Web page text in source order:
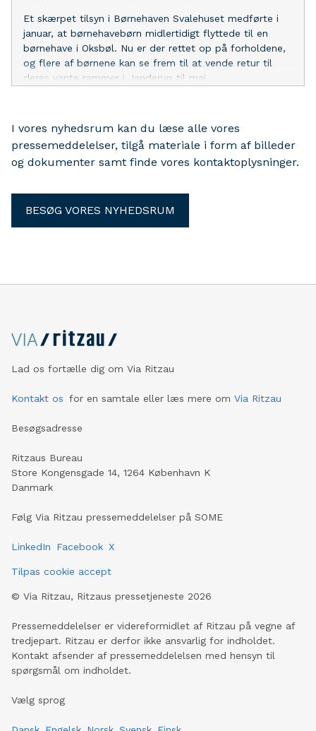
Et skærpet tilsyn i Børnehaven Svalehuset medførte i
januar, at børnehavebørn midlertidigt flyttede til en
børnehave i Oksbøl. Nu er der rettet op på forholdene,
og flere af børnene kan se frem til at vende retur til
deres vante rammer i Janderup til maj.
I vores nyhedsrum kan du læse alle vores
pressemeddelelser, tilgå materiale i form af billeder
og dokumenter samt finde vores kontaktoplysninger.
BESØG VORES NYHEDSRUM
Lad os fortælle dig om Via Ritzau
Kontakt os for en samtale eller læs mere om Via Ritzau
Besøgsadresse
Ritzaus Bureau
Store Kongensgade 14, 1264 København K
Danmark
Følg Via Ritzau pressemeddelelser på SOME
LinkedIn Facebook X
Tilpas cookie accept
© Via Ritzau, Ritzaus pressetjeneste 2026
Pressemeddelelser er videreformidlet af Ritzau på vegne af
tredjepart. Ritzau er derfor ikke ansvarlig for indholdet.
Kontakt afsender af pressemeddelelsen med hensyn til
spørgsmål om indholdet.
Vælg sprog